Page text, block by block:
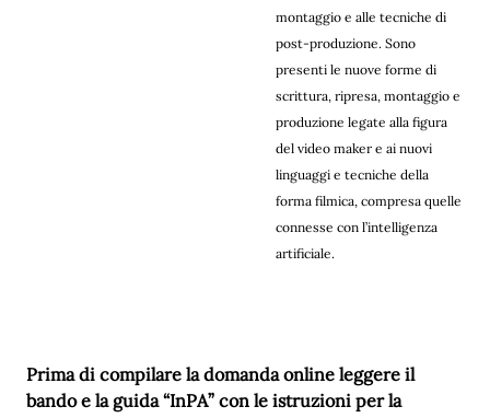
montaggio e alle tecniche di
post-produzione. Sono
presenti le nuove forme di
scrittura, ripresa, montaggio e
produzione legate alla figura
del video maker e ai nuovi
linguaggi e tecniche della
forma filmica, compresa quelle
connesse con l’intelligenza
artificiale.
Prima di compilare la domanda online leggere il
bando e la guida “InPA” con le istruzioni per la